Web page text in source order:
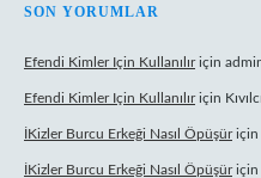
SON YORUMLAR
Efendi Kimler Için Kullanılıriçin
Efendi Kimler Için Kullanılıriçin
İKizler Burcu Erkeği Nasıl Öpüşüriçin
İKizler Burcu Erkeği Nasıl Öpüşüriçin